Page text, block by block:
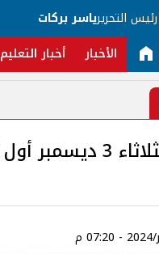
رئيس التحريرياسر بركات
الأخبار أخبار التعليم